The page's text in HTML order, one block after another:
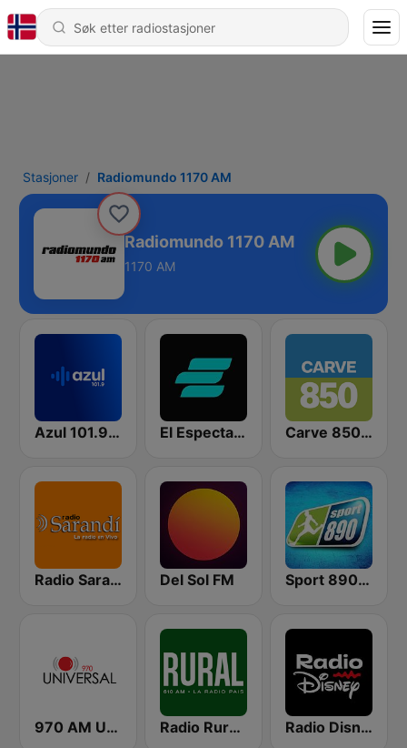
Stasjoner Radiomundo 1170 AM
Radiomundo 1170 AM
1170 AM
Azul 101.9 FM El Espectador 810 AM Carve 850 AM
Radio Sarandí 690 Del Sol FM Sport 890 AM
970 AM Universal Radio Rural 610 AM Radio Disney Uruguay